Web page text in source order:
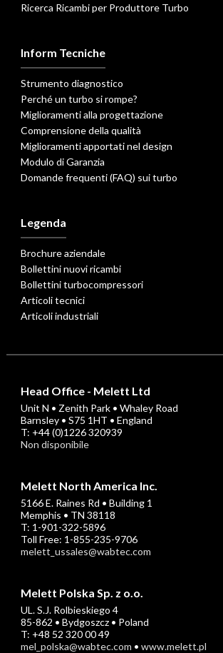
Ricerca Ricambi per Produttore Turbo
Inform Tecniche
Strumento diagnostico
Perché un turbo si rompe?
Miglioramenti alla progettazione
Comprensione della qualità
Miglioramenti apportati nel design
Modulo di Garanzia
Domande frequenti (FAQ) sui turbo
Legenda
Brochure aziendale
Bollettini nuovi ricambi
Bollettini turbocompressori
Articoli tecnici
Articoli industriali
Head Office - Melett Ltd
Unit N • Zenith Park • Whaley Road
Barnsley • S75 1HT • England
T: +44 (0)1226 320939
Non disponibile
Melett North America Inc.
5166 E. Raines Rd • Building 1
Memphis • TN 38118
T: 1-901-322-5896
Toll Free: 1-855-235-9706
melett_ussales@wabtec.com
Melett Polska Sp. z o.o.
UL. S.J. Rolbieskiego 4
85-862 • Bydgoszcz • Poland
T: +48 52 320 00 49
mel_polska@wabtec.com • www.melett.pl